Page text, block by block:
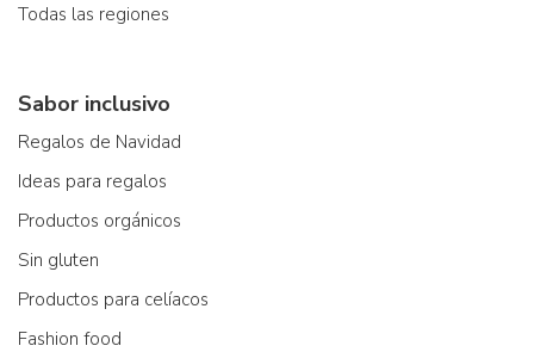
Todas las regiones
Sabor inclusivo
Regalos de Navidad
Ideas para regalos
Productos orgánicos
Sin gluten
Productos para celíacos
Fashion food